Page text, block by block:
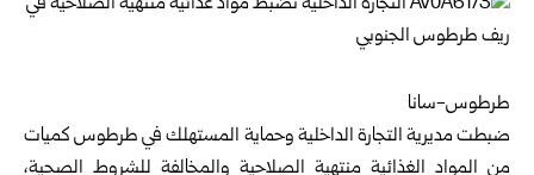
طرطوس-سانا‏
ضبطت مديرية التجارة الداخلية وحماية المستهلك فيطرطوسكميات
من ‏المواد الغذائية منتهية الصلاحية والمخالفة للشروط الصحية،